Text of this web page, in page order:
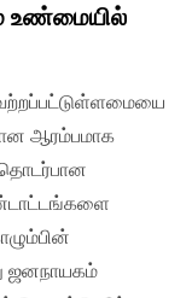
உண்மையில்
ஆரம்பமாக
தொடர்பான
ஜனநாயகம்